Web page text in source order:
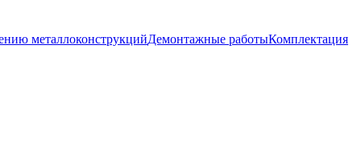
металлоконструкцийДемонтажные работыКомплектация